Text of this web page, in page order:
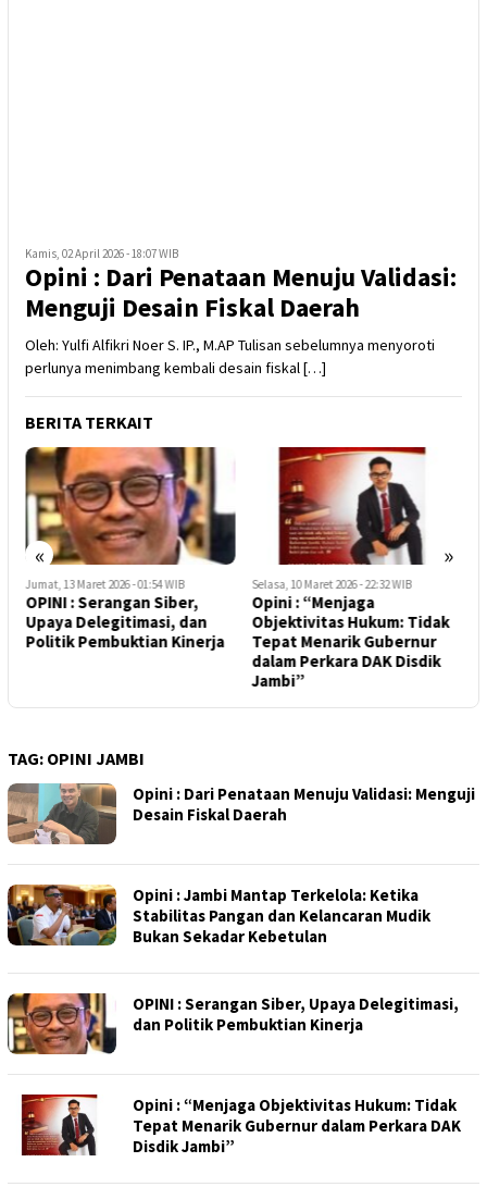
Kamis, 02 April 2026 - 18:07 WIB
Opini : Dari Penataan Menuju Validasi:
Menguji Desain Fiskal Daerah
Oleh: Yulfi Alfikri Noer S. IP., M.AP Tulisan sebelumnya menyoroti
perlunya menimbang kembali desain fiskal […]
BERITA TERKAIT
« »
Jumat, 13 Maret 2026 - 01:54 WIB
OPINI : Serangan Siber,
Upaya Delegitimasi, dan
Politik Pembuktian Kinerja
Selasa, 10 Maret 2026 - 22:32 WIB
Opini : “Menjaga
Objektivitas Hukum: Tidak
Tepat Menarik Gubernur
dalam Perkara DAK Disdik
Jambi”
TAG: OPINI JAMBI
Opini : Dari Penataan Menuju Validasi: Menguji
Desain Fiskal Daerah
Opini : Jambi Mantap Terkelola: Ketika
Stabilitas Pangan dan Kelancaran Mudik
Bukan Sekadar Kebetulan
OPINI : Serangan Siber, Upaya Delegitimasi,
dan Politik Pembuktian Kinerja
Opini : “Menjaga Objektivitas Hukum: Tidak
Tepat Menarik Gubernur dalam Perkara DAK
Disdik Jambi”